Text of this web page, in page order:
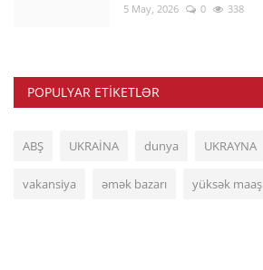
5 May, 2026 0 338
POPULYAR ETIKETLƏR
ABŞ UKRAİNA dunya UKRAYNA
vakansiya əmək bazarı yüksək maaş